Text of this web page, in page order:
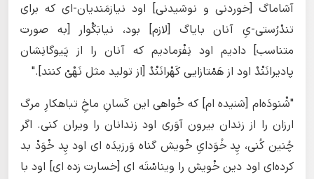
آشاماگ [خوردنی و نوشیدنی] اود نیازمَندیان-ای که برای
تندْرُستی-یِ آنان بایاگ [لازم] بود، نیابَگْوار [به صورت
متناسب] دادیم اود نِفْرَمادیم که آنان را از پَیوگانِشان
پادیرانَنْدْ اود از هَمْتازایی کَهْرانَنْدْ [از تولید مثل نَهْیْ کنند]."
"شْنودَه‌ام [شنیده ام] که خْواهی این کَسانِ ماخِ تباهکارِ مرگ
ارزان را از زندان بیرون آوَری اود زندانان را ویران کنی. اگر
چُنین کُنی، پِد خُوَدایِ خْویش گناه وَرزیدَه ای اود پِد خْوَدْ بد
کرده‌ای اود دین خْویش را ویناسْتَه ‌ای [خسارت زده ای] اود با